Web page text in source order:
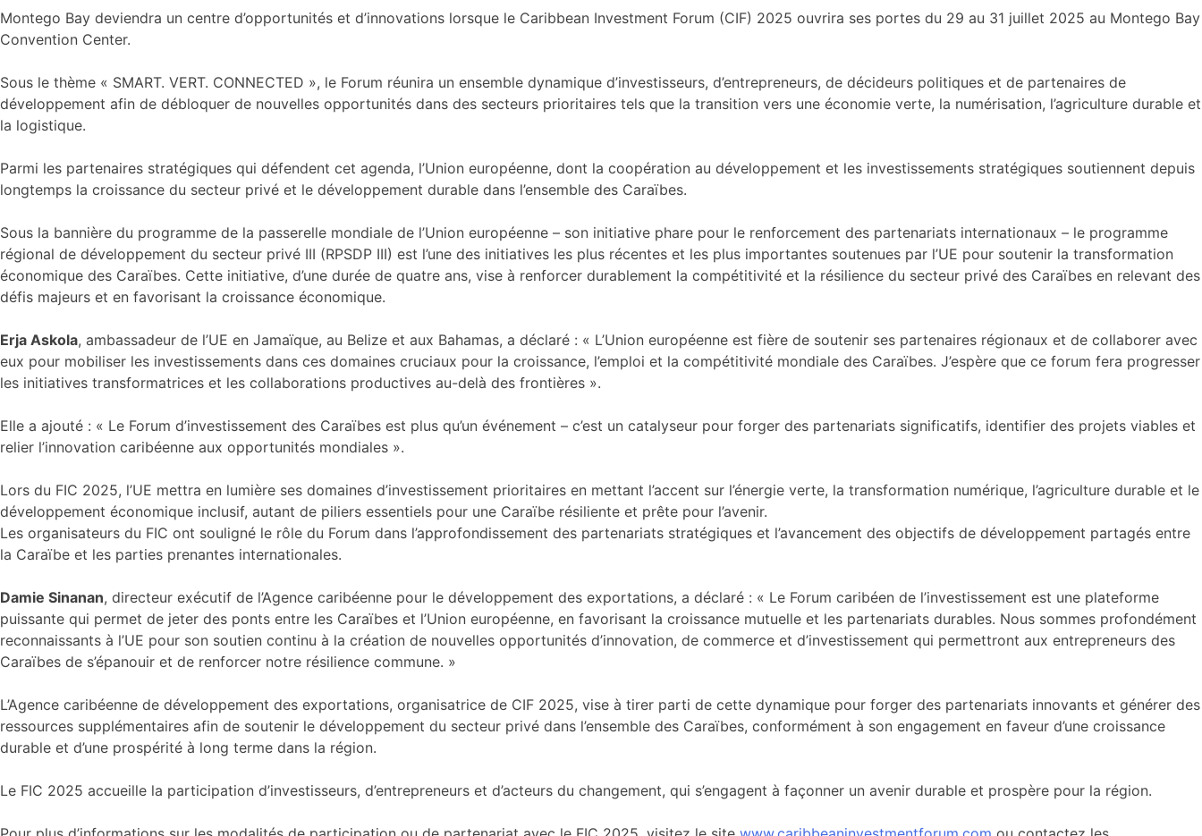
Montego Bay deviendra un centre d’opportunités et d’innovations lorsque le Caribbean Investment Forum (CIF) 2025 ouvrira ses portes du 29 au 31 juillet 2025 au Montego Bay
Convention Center.
Sous le thème « SMART. VERT. CONNECTED », le Forum réunira un ensemble dynamique d’investisseurs, d’entrepreneurs, de décideurs politiques et de partenaires de
développement afin de débloquer de nouvelles opportunités dans des secteurs prioritaires tels que la transition vers une économie verte, la numérisation, l’agriculture durable et
la logistique.
Parmi les partenaires stratégiques qui défendent cet agenda, l’Union européenne, dont la coopération au développement et les investissements stratégiques soutiennent depuis
longtemps la croissance du secteur privé et le développement durable dans l’ensemble des Caraïbes.
Sous la bannière du programme de la passerelle mondiale de l’Union européenne – son initiative phare pour le renforcement des partenariats internationaux – le programme
régional de développement du secteur privé III (RPSDP III) est l’une des initiatives les plus récentes et les plus importantes soutenues par l’UE pour soutenir la transformation
économique des Caraïbes. Cette initiative, d’une durée de quatre ans, vise à renforcer durablement la compétitivité et la résilience du secteur privé des Caraïbes en relevant des
défis majeurs et en favorisant la croissance économique.
Erja Askola, ambassadeur de l’UE en Jamaïque, au Belize et aux Bahamas, a déclaré : « L’Union européenne est fière de soutenir ses partenaires régionaux et de collaborer avec
eux pour mobiliser les investissements dans ces domaines cruciaux pour la croissance, l’emploi et la compétitivité mondiale des Caraïbes. J’espère que ce forum fera progresser
les initiatives transformatrices et les collaborations productives au-delà des frontières ».
Elle a ajouté : « Le Forum d’investissement des Caraïbes est plus qu’un événement – c’est un catalyseur pour forger des partenariats significatifs, identifier des projets viables et
relier l’innovation caribéenne aux opportunités mondiales ».
Lors du FIC 2025, l’UE mettra en lumière ses domaines d’investissement prioritaires en mettant l’accent sur l’énergie verte, la transformation numérique, l’agriculture durable et le
développement économique inclusif, autant de piliers essentiels pour une Caraïbe résiliente et prête pour l’avenir.
Les organisateurs du FIC ont souligné le rôle du Forum dans l’approfondissement des partenariats stratégiques et l’avancement des objectifs de développement partagés entre
la Caraïbe et les parties prenantes internationales.
Damie Sinanan, directeur exécutif de l’Agence caribéenne pour le développement des exportations, a déclaré : « Le Forum caribéen de l’investissement est une plateforme
puissante qui permet de jeter des ponts entre les Caraïbes et l’Union européenne, en favorisant la croissance mutuelle et les partenariats durables. Nous sommes profondément
reconnaissants à l’UE pour son soutien continu à la création de nouvelles opportunités d’innovation, de commerce et d’investissement qui permettront aux entrepreneurs des
Caraïbes de s’épanouir et de renforcer notre résilience commune. »
L’Agence caribéenne de développement des exportations, organisatrice de CIF 2025, vise à tirer parti de cette dynamique pour forger des partenariats innovants et générer des
ressources supplémentaires afin de soutenir le développement du secteur privé dans l’ensemble des Caraïbes, conformément à son engagement en faveur d’une croissance
durable et d’une prospérité à long terme dans la région.
Le FIC 2025 accueille la participation d’investisseurs, d’entrepreneurs et d’acteurs du changement, qui s’engagent à façonner un avenir durable et prospère pour la région.